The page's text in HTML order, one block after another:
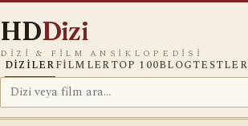
HDDizi
DIZI & FILM ANSIKLOPEDISI
DIZILERFILMLERTOP 100BLOGTESTLER